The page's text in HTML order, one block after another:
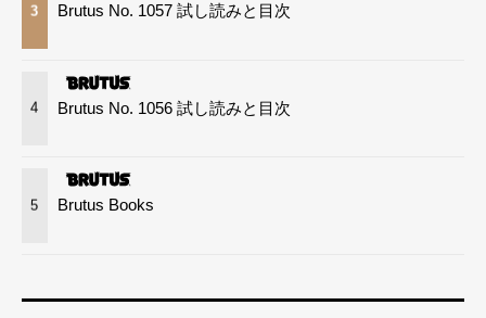
3 Brutus No. 1057 試し読みと目次
4 Brutus No. 1056 試し読みと目次
5 Brutus Books